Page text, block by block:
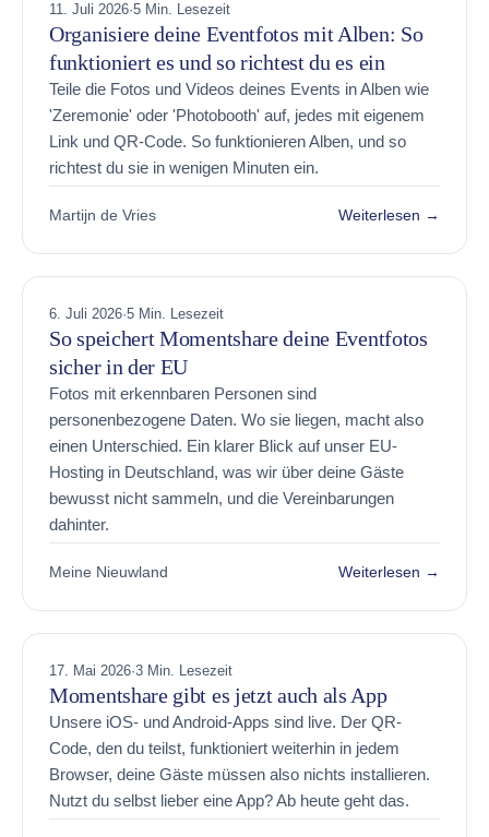
11. Juli 2026·5 Min. Lesezeit
Organisiere deine Eventfotos mit Alben: So
funktioniert es und so richtest du es ein
Teile die Fotos und Videos deines Events in Alben wie
'Zeremonie' oder 'Photobooth' auf, jedes mit eigenem
Link und QR-Code. So funktionieren Alben, und so
richtest du sie in wenigen Minuten ein.
Martijn de Vries Weiterlesen →
6. Juli 2026·5 Min. Lesezeit
So speichert Momentshare deine Eventfotos
sicher in der EU
Fotos mit erkennbaren Personen sind
personenbezogene Daten. Wo sie liegen, macht also
einen Unterschied. Ein klarer Blick auf unser EU-
Hosting in Deutschland, was wir über deine Gäste
bewusst nicht sammeln, und die Vereinbarungen
dahinter.
Meine Nieuwland Weiterlesen →
17. Mai 2026·3 Min. Lesezeit
Momentshare gibt es jetzt auch als App
Unsere iOS- und Android-Apps sind live. Der QR-
Code, den du teilst, funktioniert weiterhin in jedem
Browser, deine Gäste müssen also nichts installieren.
Nutzt du selbst lieber eine App? Ab heute geht das.